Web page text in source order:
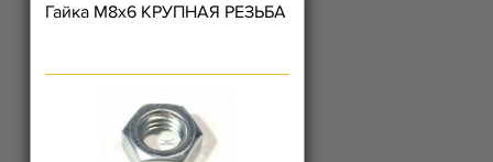
Гайка М8х6 КРУПНАЯ РЕЗЬБА